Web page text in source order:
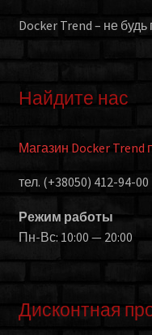
Docker Trend – не
Найдите нас
Магазин Docker Trend
тел. (+38050) 412-94-00
Режим работы
Пн-Вс: 10:00 — 20:00
Дисконтная